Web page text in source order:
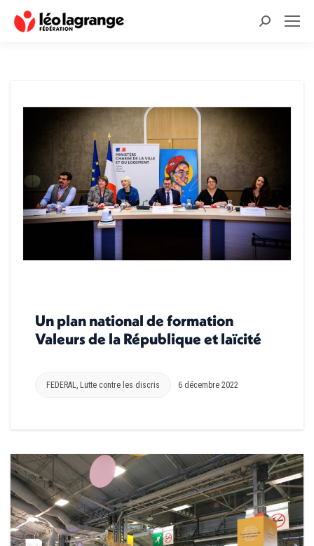
Recherche
Un plan national de formation
Valeurs de la République et laïcité
FEDERAL, Lutte contre les discris 6 décembre 2022